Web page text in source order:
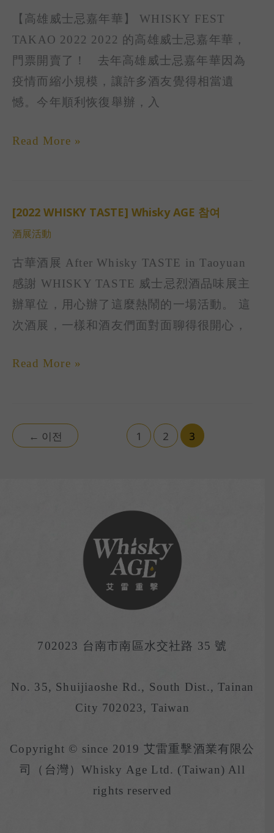
페
어
【高雄威士忌嘉年華】 WHISKY FEST
TAKAO 2022 2022 的高雄威士忌嘉年華，
門票開賣了！ 去年高雄威士忌嘉年華因為
疫情而縮小規模，讓許多酒友覺得相當遺
憾。今年順利恢復舉辦，入
TAKAO
가
오
슝
위
키
티
벌]
AGE
참
여
Read More »
[2022 WHISKY TASTE] Whisky AGE 참여
酒展活動
古華酒展 After Whisky TASTE in Taoyuan​
感謝 WHISKY TASTE 威士忌烈酒品味展主
辦單位，用心辦了這麼熱鬧的一場活動。 這
次酒展，一樣和酒友們面對面聊得很開心，
[2022
WHISKY
TASTE]
Whisky
AGE
참
Read More »
← 이전 1 2 3
702023 台南市南區水交社路 35 號
No. 35, Shuijiaoshe Rd., South Dist., Tainan
City 702023, Taiwan
Copyright © since 2019 艾雷重擊酒業有限公
司（台灣）Whisky Age Ltd. (Taiwan) All
rights reserved